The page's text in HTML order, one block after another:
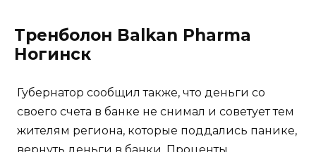
Тренболон Balkan Pharma
Ногинск
Губернатор сообщил также, что деньги со
своего счета в банке не снимал и советует тем
жителям региона, которые поддались панике,